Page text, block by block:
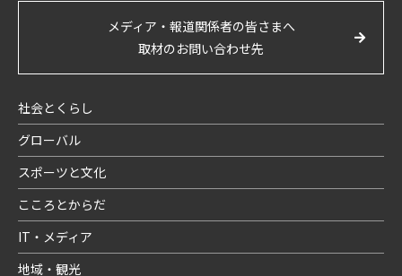
メディア・報道関係者の皆さまへ
取材のお問い合わせ先
社会とくらし
グローバル
スポーツと文化
こころとからだ
IT・メディア
地域・観光